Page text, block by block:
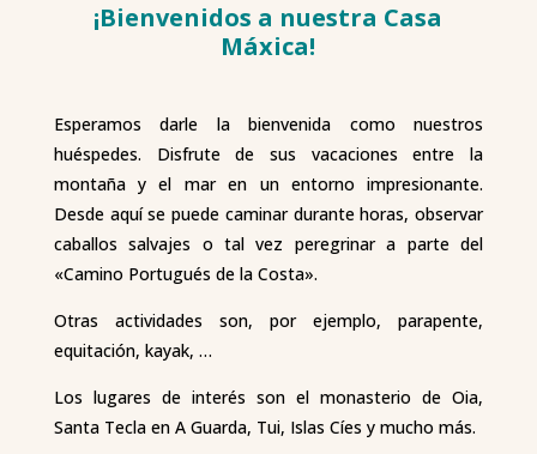
¡Bienvenidos a nuestra Casa
Máxica!
Esperamos darle la bienvenida como nuestros
huéspedes. Disfrute de sus vacaciones entre la
montaña y el mar en un entorno impresionante.
Desde aquí se puede caminar durante horas, observar
caballos salvajes o tal vez peregrinar a parte del
«Camino Portugués de la Costa».
Otras actividades son, por ejemplo, parapente,
equitación, kayak, …
Los lugares de interés son el monasterio de Oia,
Santa Tecla en A Guarda, Tui, Islas Cíes y mucho más.